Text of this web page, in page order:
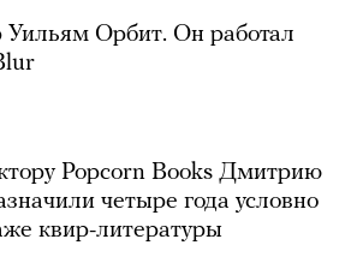
Орбит. Он работал
Popcorn Books Дмитрию
четыре года условно
квир-литературы